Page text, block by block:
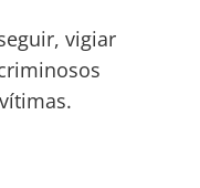
vigiar